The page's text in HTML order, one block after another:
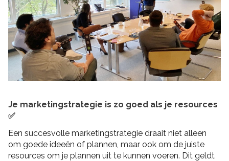
Je marketingstrategie is zo goed als je resources
✅
Een succesvolle marketingstrategie draait niet alleen
om goede ideeën of plannen, maar ook om de juiste
resources om je plannen uit te kunnen voeren. Dit geldt